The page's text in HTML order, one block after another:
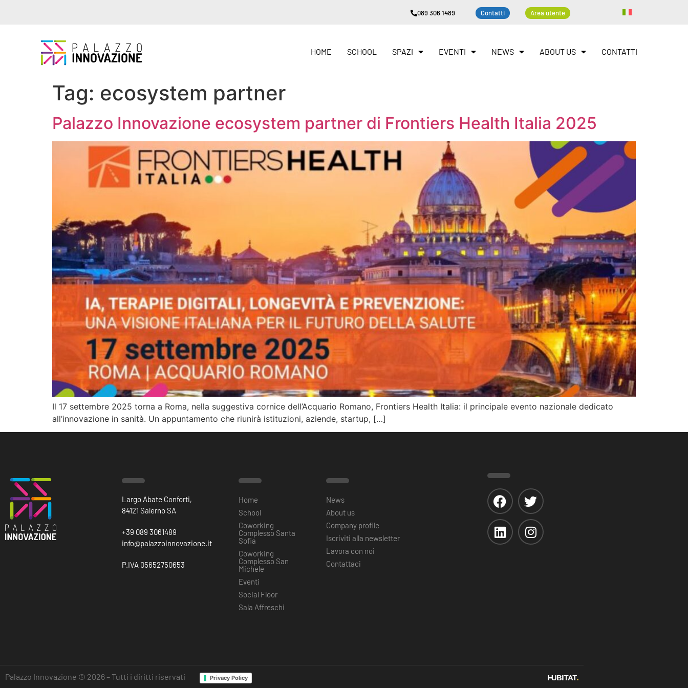
089 306 1489 Contatti Area utente
HOME SCHOOL SPAZI EVENTI NEWS ABOUT US CONTATTI
Tag: ecosystem partner
Palazzo Innovazione ecosystem partner di Frontiers Health Italia 2025
Il 17 settembre 2025 torna a Roma, nella suggestiva cornice dell’Acquario Romano, Frontiers Health Italia: il principale evento nazionale dedicato
all’innovazione in sanità. Un appuntamento che riunirà istituzioni, aziende, startup, […]
Largo Abate Conforti,
84121 Salerno SA
+39 089 3061489
info@palazzoinnovazione.it
P.IVA 05652750653
Home
School
Coworking
Complesso Santa
Sofia
Coworking
Complesso San
Michele
Eventi
Social Floor
Sala Affreschi
News
About us
Company profile
Iscriviti alla newsletter
Lavora con noi
Contattaci
Palazzo Innovazione © 2026 – Tutti i diritti riservati Privacy Policy